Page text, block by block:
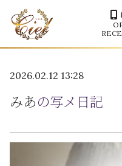
2026.02.12 13:28
みあの写メ日記